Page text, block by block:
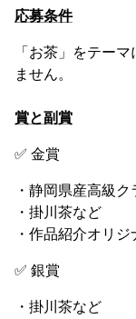
応募条件
「お茶」をテー
ません。
賞と副賞
✅ 金賞
・静岡県産高級
・掛川茶など
・作品紹介オリジ
✅ 銀賞
・掛川茶など